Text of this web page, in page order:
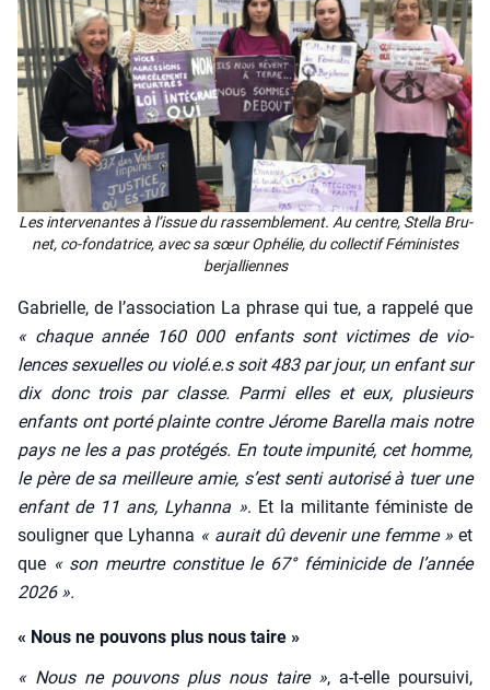
Les inter­ve­nantes à l’is­sue du ras­sem­ble­ment. Au centre, Stel­la Bru­
net, co-fon­da­trice, avec sa sœur Ophé­lie, du col­lec­tif Fémi­nistes
ber­jal­liennes
Gabrielle, de l’association La phrase qui tue, a rap­pe­lé que
« chaque année 160 000 enfants sont vic­times de vio­
lences sexuelles ou violé.e.s soit 483 par jour, un enfant sur
dix donc trois par classe. Par­mi elles et eux, plu­sieurs
enfants ont por­té plainte contre Jérome Barel­la mais notre
pays ne les a pas pro­té­gés. En toute impu­ni­té, cet homme,
le père de sa meilleure amie, s’est sen­ti auto­ri­sé à tuer une
enfant de 11 ans, Lyhan­na ». Et la mili­tante fémi­niste de
sou­li­gner que Lyhan­na « aurait dû deve­nir une femme » et
que « son meurtre consti­tue le 67° fémi­ni­cide de l’année
2026 ».
« Nous ne pouvons plus nous taire »
« Nous ne pou­vons plus nous taire », a‑t-elle pour­sui­vi,